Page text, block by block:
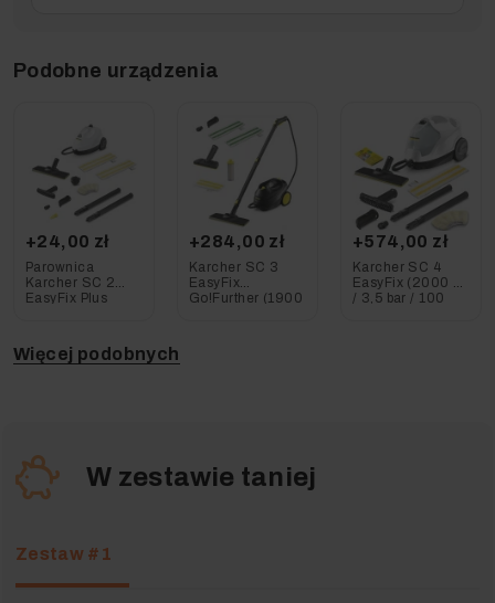
Podobne urządzenia
+24,00 zł
Parownica
Karcher SC 2
EasyFix Plus
+284,00 zł
Karcher SC 3
EasyFix
Go!Further (1900
+574,00 zł
Karcher SC 4
EasyFix (2000 W
/ 3,5 bar / 100
Więcej podobnych
W zestawie taniej
Zestaw #1